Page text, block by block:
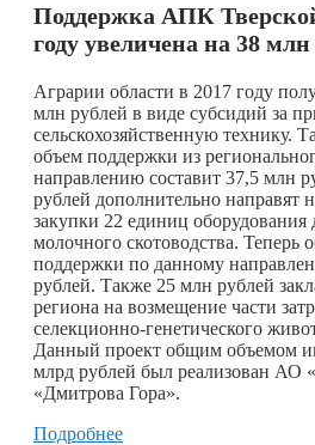
Поддержка АПК
году увеличена на 38 млн
Аграрии области в 2017 году
млн рублей в виде субсидий за
сельскохозяйственную технику.
объем поддержки из
направлению составит 37,5 млн
рублей дополнительно направят
закупки 22 единиц оборудования
молочного скотоводства. Теперь
поддержки по данному
рублей. Также 25 млн рублей
региона на возмещение части
селекционно-генетического
Данный проект общим объемом
млрд рублей был реализован АО
«Дмитрова Гора».
Подробнее